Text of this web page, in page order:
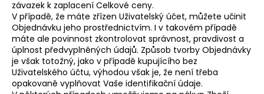
závazek k zaplacení Celkové ceny.
V případě, že máte zřízen Uživatelský účet, můžete učinit
Objednávku jeho prostřednictvím. I v takovém případě
máte ale povinnost zkontrolovat správnost, pravdivost a
úplnost předvyplněných údajů. Způsob tvorby Objednávky
je však totožný, jako v případě kupujícího bez
Uživatelského účtu, výhodou však je, že není třeba
opakovaně vyplňovat Vaše identifikační údaje.